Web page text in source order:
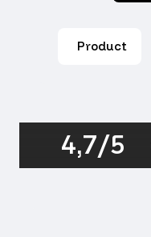
(10)Product
4,7/5